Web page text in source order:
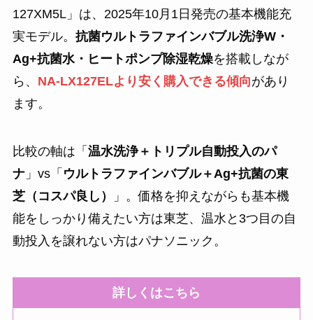
127XM5L」は、2025年10月1日発売の基本機能充
実モデル。 抗菌ウルトラファインバブル洗浄W・
Ag+抗菌水・ヒートポンプ除湿乾燥を搭載しなが
ら、 NA-LX127ELより安く購入できる傾向があり
ます。
比較の軸は「 温水洗浄＋トリプル自動投入のパ
ナ」vs「 ウルトラファインバブル＋Ag+抗菌の東
芝（コスパ良し）
」。価格を抑えながらも基本機
能をしっかり備えたい方は東芝、温水と3つ目の自
動投入を譲れない方はパナソニック。
詳しくはこちら